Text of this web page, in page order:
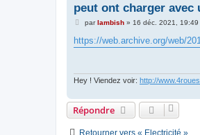
peut ont charger avec
M
s
s
parlambish» 16 déc. 2021, 19:49
https://web.archive.org/web/
Hey ! Viendez voir: http://
Répondre